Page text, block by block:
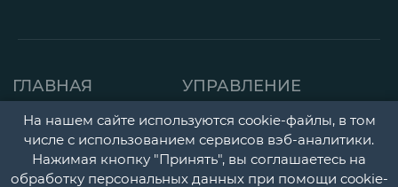
ГЛАВНАЯ
О НАС
НОВОСТИ
УПРАВЛЕНИЕ
ДЕТСКАЯ
ГОРОДСКАЯ
ПОЛИКЛИНИКА
На нашем сайте используются cookie-файлы, в том
числе с использованием сервисов вэб-аналитики.
Нажимая кнопку "Принять", вы соглашаетесь на
обработку персональных данных при помощи cookie-